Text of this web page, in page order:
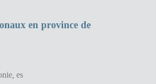
en province de
es